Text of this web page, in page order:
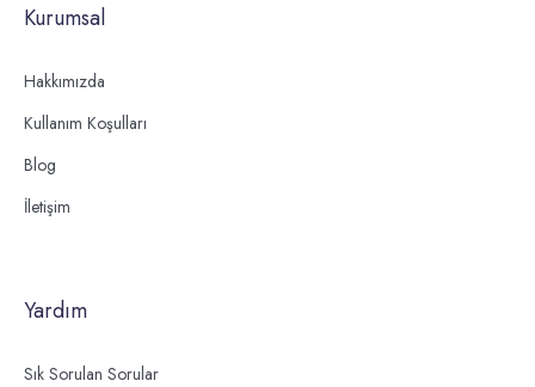
Kurumsal
Hakkımızda
Kullanım Koşulları
Blog
İletişim
Yardım
Sık Sorulan Sorular